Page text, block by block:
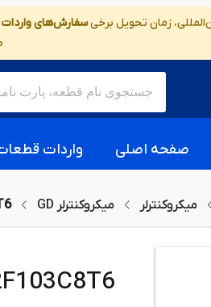
زمان تحویل برخیسفارش‌های واردات
صفحه اصلی واردات
میکروکنترلر میکروکنترلر GD